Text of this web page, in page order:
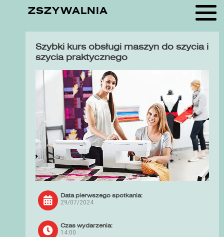
ZSZYWALNIA
Szybki kurs obsługi maszyn do szycia i
szycia praktycznego
Data pierwszego spotkania:
29/07/2024
Czas wydarzenia:
14:00